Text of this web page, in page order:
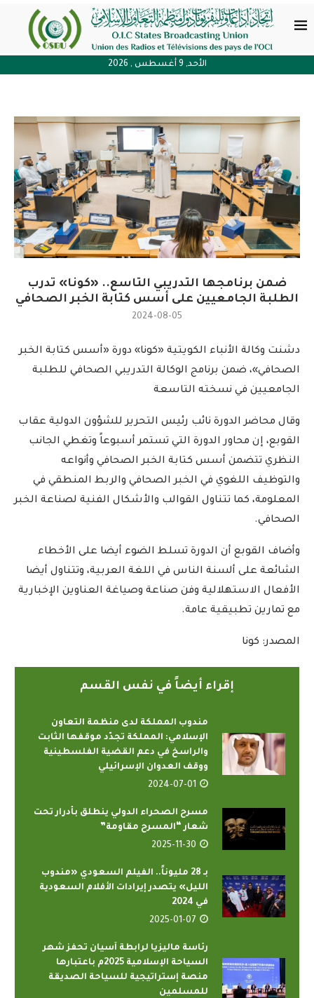
الأحد, 9 أغسطس , 2026
ضمن برنامجها التدريبي التاسع.. «كونا» تدرب
الطلبة الجامعيين على أسس كتابة الخبر الصحافي
2024-08-05
دشنت وكالة الأنباء الكويتية «كونا» دورة «أسس كتابة الخبر
الصحافي»، ضمن برنامج الوكالة التدريبي الصحافي للطلبة
الجامعيين في نسخته التاسعة
وقال محاضر الدورة نائب رئيس التحرير للشؤون الدولية عقاب
القوبع، إن محاور الدورة التي تستمر أسبوعاً وتغطي الجانب
النظري تتضمن أسس كتابة الخبر الصحافي وأنواعه
والتوظيف اللغوي في الخبر الصحافي والربط المنطقي في
المعلومة، كما تتناول القوالب والأشكال الفنية لصناعة الخبر
الصحافي.
وأضاف القوبع أن الدورة تسلط الضوء أيضا على الأخطاء
الشائعة على ألسنة الناس في اللغة العربية، وتتناول أيضا
الأفعال الاستهلالية وفن صناعة وصياغة العناوين الإخبارية
مع تمارين تطبيقية عامة.
المصدر: كونا
إقراء أيضاً في نفس القسم
مندوب المملكة لدى منظمة التعاون
الإسلامي: المملكة تجدّد موقفها الثابت
والراسخ في دعم القضية الفلسطينية
ووقف العدوان الإسرائيلي
2024-07-01
مسرح الصحراء الدولي ينطلق بأدرار تحت
شعار “المسرح مقاومة”
2025-11-30
بـ 28 مليوناً.. الفيلم السعودي «مندوب
الليل» يتصدر إيرادات الأفلام السعودية
في 2024
2025-01-07
رئاسة ماليزيا لرابطة آسيان تحفز شهر
السياحة الإسلامية 2025م باعتبارها
منصة إستراتيجية للسياحة الصديقة
للمسلمين